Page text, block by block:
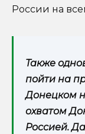
России на
Также
пойти на
Донецком
охватом
Россией.